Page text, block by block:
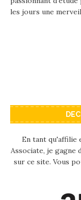
les jours une
En tant qu'affilie
Associate, je gagne
sur ce site. Vous